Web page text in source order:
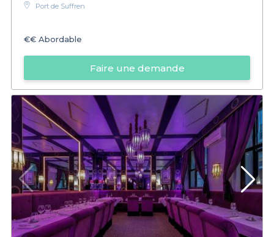
Port de Suffren
€€ Abordable
Faire une demande